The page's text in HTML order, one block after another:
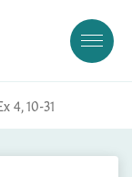
4, 10-31